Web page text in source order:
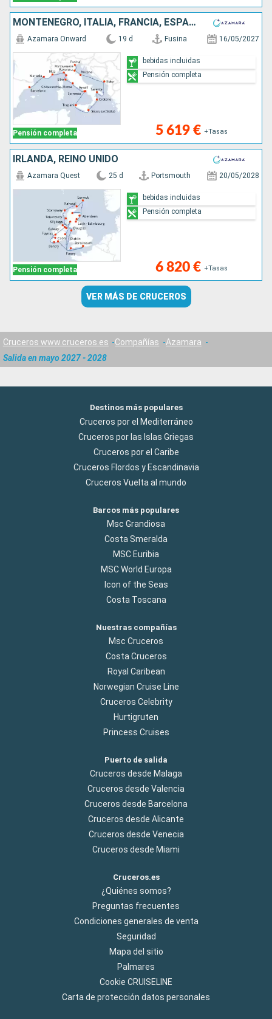
MONTENEGRO, ITALIA, FRANCIA, ESPAÑA
Pensión completa
Azamara Onward 19 d Fusina 16/05/2027
5 619 € +Tasas
bebidas incluidas
Pensión completa
IRLANDA, REINO UNIDO
Pensión completa
Azamara Quest 25 d Portsmouth 20/05/2028
6 820 € +Tasas
bebidas incluidas
Pensión completa
VER MÁS DE CRUCEROS
Cruceros www.cruceros.es Compañías
Azamara
Salida en mayo 2027 - 2028
Destinos más populares
Cruceros por el Mediterráneo
Cruceros por las Islas Griegas
Cruceros por el Caribe
Cruceros Flordos y Escandinavia
Cruceros Vuelta al mundo
Barcos más populares
Msc Grandiosa
Costa Smeralda
MSC Euribia
MSC World Europa
Icon of the Seas
Costa Toscana
Nuestras compañías
Msc Cruceros
Costa Cruceros
Royal Caribean
Norwegian Cruise Line
Cruceros Celebrity
Hurtigruten
Princess Cruises
Puerto de salida
Cruceros desde Malaga
Cruceros desde Valencia
Cruceros desde Barcelona
Cruceros desde Alicante
Cruceros desde Venecia
Cruceros desde Miami
Cruceros.es
¿Quiénes somos?
Preguntas frecuentes
Condiciones generales de venta
Seguridad
Mapa del sitio
Palmares
Cookie CRUISELINE
Carta de protección datos personales